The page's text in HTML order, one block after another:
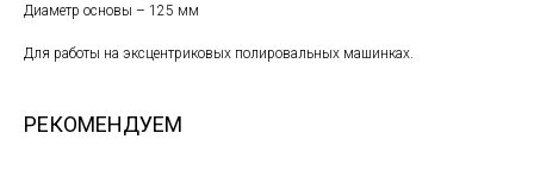
Диаметр основы – 125 мм
Для работы на эксцентриковых полировальных машинках.
РЕКОМЕНДУЕМ